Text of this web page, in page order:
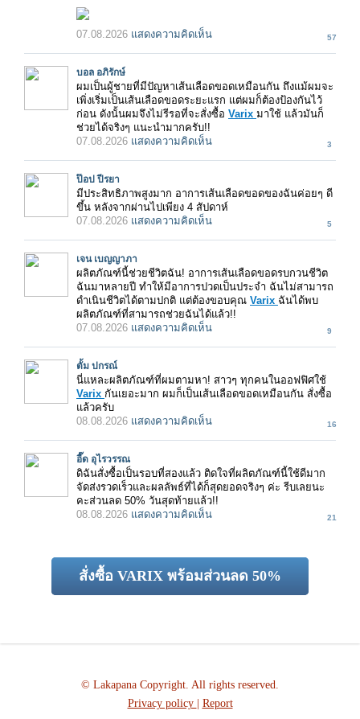
07.08.2026 แสดงความคิดเห็น 57
บอล อภิรักษ์
ผมเป็นผู้ชายที่มีปัญหาเส้นเลือดขอดเหมือนกัน ถึงแม้ผมจะ
เพิ่งเริ่มเป็นเส้นเลือดขอดระยะแรก แต่ผมก็ต้องป้องกันไว้
ก่อน ดังนั้นผมจึงไม่รีรอที่จะสั่งซื้อ Varix มาใช้ แล้วมันก็
ช่วยได้จริงๆ แนะนำมากครับ!!
07.08.2026 แสดงความคิดเห็น 3
ป๊อป ปีรยา
มีประสิทธิภาพสูงมาก อาการเส้นเลือดขอดของฉันค่อยๆ ดี
ขึ้น หลังจากผ่านไปเพียง 4 สัปดาห์
07.08.2026 แสดงความคิดเห็น 5
เจน เบญญาภา
ผลิตภัณฑ์นี้ช่วยชีวิตฉัน! อาการเส้นเลือดขอดรบกวนชีวิต
ฉันมาหลายปี ทำให้มีอาการปวดเป็นประจำ ฉันไม่สามารถ
ดำเนินชีวิตได้ตามปกติ แต่ต้องขอบคุณ Varix ฉันได้พบ
ผลิตภัณฑ์ที่สามารถช่วยฉันได้แล้ว!!
07.08.2026 แสดงความคิดเห็น 9
ตั้ม ปกรณ์
นี่แหละผลิตภัณฑ์ที่ผมตามหา! สาวๆ ทุกคนในออฟฟิศใช้
Varix กันเยอะมาก ผมก็เป็นเส้นเลือดขอดเหมือนกัน สั่งซื้อ
แล้วครับ
08.08.2026 แสดงความคิดเห็น 16
อี๊ด อุไรวรรณ
ดิฉันสั่งซื้อเป็นรอบที่สองแล้ว ติดใจที่ผลิตภัณฑ์นี้ใช้ดีมาก
จัดส่งรวดเร็วและผลลัพธ์ที่ได้ก็สุดยอดจริงๆ ค่ะ รีบเลยนะ
คะส่วนลด 50% วันสุดท้ายแล้ว!!
08.08.2026 แสดงความคิดเห็น 21
สั่งซื้อ VARIX พร้อมส่วนลด 50%
© Lakapana Copyright. All rights reserved.
Privacy policy
Report